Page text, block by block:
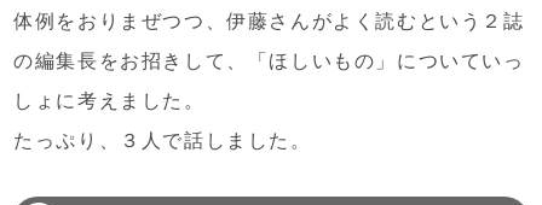
体例をおりまぜつつ、伊藤さんがよく読むという２誌
の編集長をお招きして、
「ほしいもの」についていっ
しょに考えました。
たっぷり、３人で話しました。